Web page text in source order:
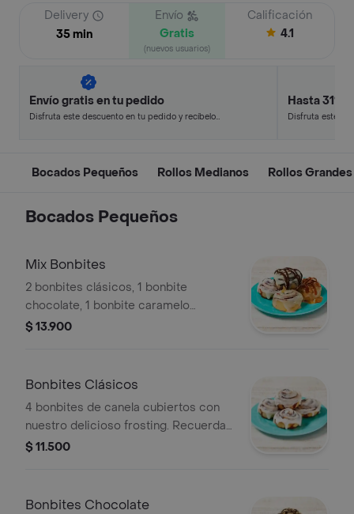
Delivery
35 min
Envío
Gratis
(nuevos usuarios)
Calificación
4.1
Envío gratis en tu pedido
Disfruta este descuento en tu pedido y recíbelo
Hasta 31%
Disfruta este
Bocados Pequeños Rollos Medianos Rollos Grandes
Bocados Pequeños
Mix Bonbites
2 bonbites clásicos, 1 bonbite
chocolate, 1 bonbite caramelo
pecanas.
$ 13.900
Bonbites Clásicos
4 bonbites de canela cubiertos con
nuestro delicioso frosting. Recuerda
calentar en microondas 10 s.
$ 11.500
Bonbites Chocolate